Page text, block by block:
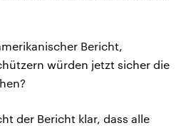
Bericht,
würden jetzt sicher die
der Bericht klar, dass alle